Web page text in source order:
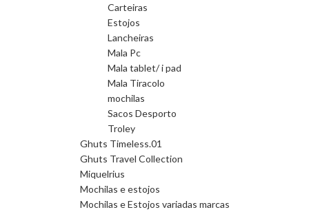
Carteiras
Estojos
Lancheiras
Mala Pc
Mala tablet/ i pad
Mala Tiracolo
mochilas
Sacos Desporto
Troley
Ghuts Timeless.01
Ghuts Travel Collection
Miquelrius
Mochilas e estojos
Mochilas e Estojos variadas marcas